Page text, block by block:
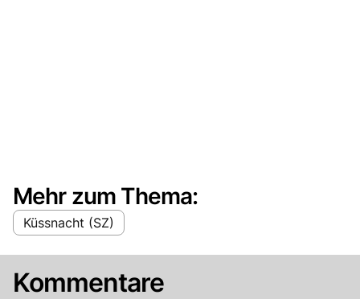
Mehr zum Thema:
Küssnacht (SZ)
Kommentare